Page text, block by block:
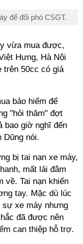
để đối phó CSGT.
vừa mua được,
Hưng, Hà Nội
trên 50cc có giá
bảo hiểm để
"hỏi thăm" đợt
bao giờ nghĩ đến
Dũng nói.
bị tai nạn xe máy,
mất lái đâm
về. Tai nạn khiến
tay. Mặc dù lúc
sự xe máy nhưng
đã được nên
can thiệp hỗ trợ.